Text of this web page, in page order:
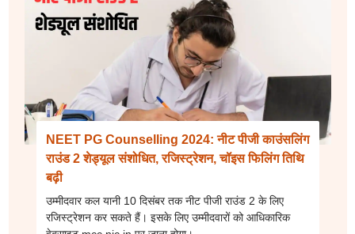
NEET PG Counselling 2024: नीट पीजी काउंसलिंग
राउंड 2 शेड्यूल संशोधित, रजिस्ट्रेशन, चॉइस फिलिंग तिथि
बढ़ी
उम्मीदवार कल यानी 10 दिसंबर तक नीट पीजी राउंड 2 के लिए
रजिस्ट्रेशन कर सकते हैं। इसके लिए उम्मीदवारों को आधिकारिक